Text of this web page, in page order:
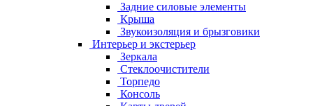
Задние силовые элементы
Крыша
Звукоизоляция и брызговики
Интерьер и экстерьер
Зеркала
Стеклоочистители
Торпедо
Консоль